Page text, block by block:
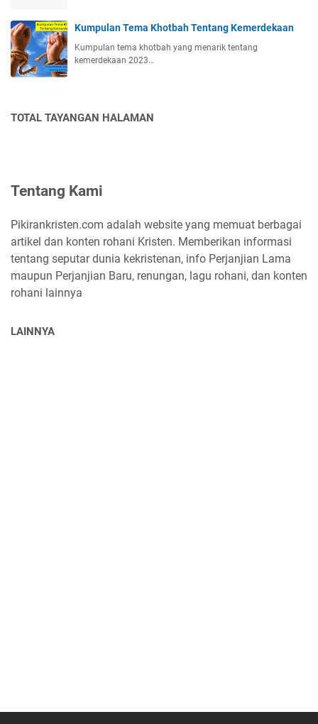
Kumpulan Tema Khotbah Tentang Kemerdekaan
Kumpulan tema khotbah yang menarik tentang
kemerdekaan 2023…
TOTAL TAYANGAN HALAMAN
Tentang Kami
Pikirankristen.com adalah website yang memuat berbagai
artikel dan konten rohani Kristen. Memberikan informasi
tentang seputar dunia kekristenan, info Perjanjian Lama
maupun Perjanjian Baru, renungan, lagu rohani, dan konten
rohani lainnya
LAINNYA